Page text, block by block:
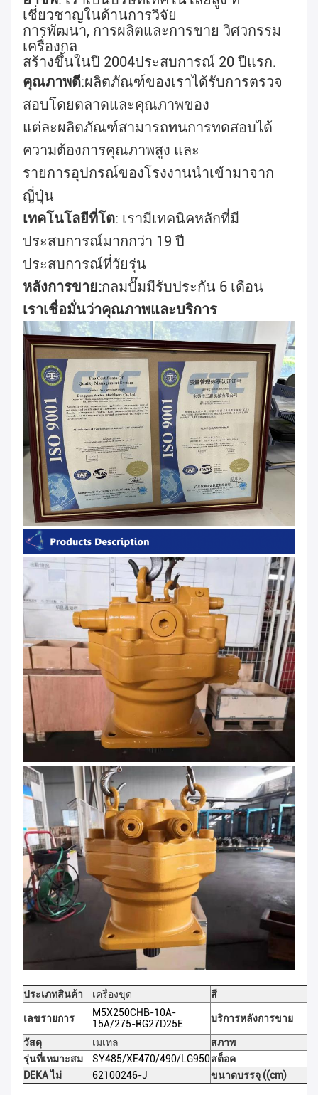
เชี่ยวชาญในด้านการวิจัย
การพัฒนา, การผลิตและการขาย วิศวกรรม
เครื่องกล
สร้างขึ้นในปี 2004ประสบการณ์ 20 ปีแรก.
คุณภาพดี:ผลิตภัณฑ์ของเราได้รับการตรวจ
สอบโดยตลาดและคุณภาพของ
แต่ละผลิตภัณฑ์สามารถทนการทดสอบได้
ความต้องการคุณภาพสูง และ
รายการอุปกรณ์ของโรงงานนําเข้ามาจาก
ญี่ปุ่น
เทคโนโลยีที่โต: เรามีเทคนิคหลักที่มี
ประสบการณ์มากกว่า 19 ปี
ประสบการณ์ที่วัยรุ่น
หลังการขาย:กลมปั๊มมีรับประกัน 6 เดือน
เราเชื่อมั่นว่าคุณภาพและบริการ
ประเภทสินค้า เครื่องขุด สี
เลขรายการ
M5X250CHB-10A-
15A/275-RG27D25E
บริการหลังการขาย
วัสดุ เมเทล
สภาพ
รุ่นที่เหมาะสม
SY485/XE470/490/LG950สต็อค
DEKA ไม่
62100246-J ขนาดบรรจุ ((cm)